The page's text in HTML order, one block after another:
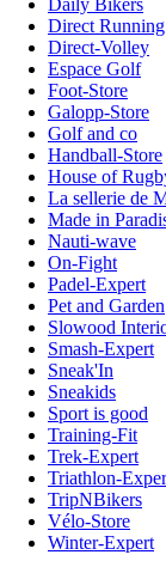
Daily Bikers
Direct Running
Direct-Volley
Espace Golf
Foot-Store
Galopp-Store
Golf and co
Handball-Store
House of
La sellerie de
Made in
Nauti-wave
On-Fight
Padel-Expert
Pet and Garden
Slowood
Smash-Expert
Sneak'In
Sneakids
Sport is good
Training-Fit
Trek-Expert
Triathlon-
TripNBikers
Vélo-Store
Winter-Expert